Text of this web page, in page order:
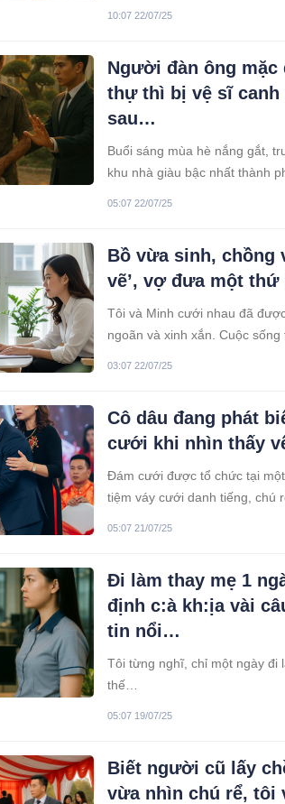
10:07 22/07/25
Người đàn ông
thự thì bị vệ sĩ canh
sau…
Buổi sáng mùa hè nắng gắt,
khu nhà giàu bậc nhất thành
05:07 22/07/25
Bồ vừa sinh, chồng
vẽ’, vợ đưa một
Tôi và Minh cưới nhau đã
ngoãn và xinh xắn. Cuộc
03:07 22/07/25
Cô dâu đang phát
cưới khi nhìn thấy
Đám cưới được tổ chức tại
tiệm váy cưới danh tiếng, chú
05:07 21/07/25
Đi làm thay mẹ 1
định c:à kh:ịa vài
tin nổi…
Tôi từng nghĩ, chỉ một ngày đi
thế…
05:07 19/07/25
Biết người cũ lấy
vừa nhìn chú rể, tôi